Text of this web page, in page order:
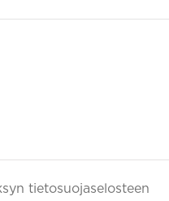
tietosuojaselosteen